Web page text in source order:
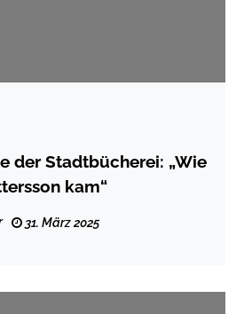
der Stadtbücherei: „Wie
kam“
31. März 2025